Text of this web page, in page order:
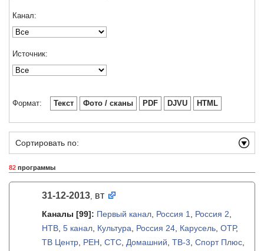
Канал:
Источник:
Формат: Текст Фото / сканы PDF DJVU HTML
Сортировать по:
82 программы
31-12-2013, вт
Каналы [99]: Первый канал Россия 1 Россия 2
НТВ 5 канал Культура Россия 24 Карусель ОТР,
ТВ Центр РЕН СТС Домашний ТВ-3 Спорт Плюс